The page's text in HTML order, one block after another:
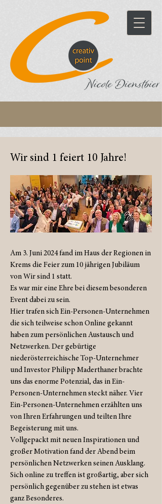
Wir sind 1 feiert 10 Jahre!
Am 3. Juni 2024 fand im Haus der Regionen in
Krems die Feier zum 10 jährigen Jubiläum
von Wir sind 1 statt.
Es war mir eine Ehre bei diesem besonderen
Event dabei zu sein.
Hier trafen sich Ein-Personen-Unternehmen
die sich teilweise schon Online gekannt
haben zum persönlichen Austausch und
Netzwerken. Der gebürtige
niederösterreichische Top-Unternehmer
und Investor Philipp Maderthaner brachte
uns das enorme Potenzial, das in Ein-
Personen-Unternehmen steckt näher. Vier
Ein-Personen-Unternehmen erzählten uns
von Ihren Erfahrungen und teilten Ihre
Begeisterung mit uns.
Vollgepackt mit neuen Inspirationen und
großer Motivation fand der Abend beim
persönlichen Netzwerken seinen Ausklang.
Sich online zu treffen ist großartig, aber sich
persönlich gegenüber zu stehen ist etwas
ganz Besonderes.